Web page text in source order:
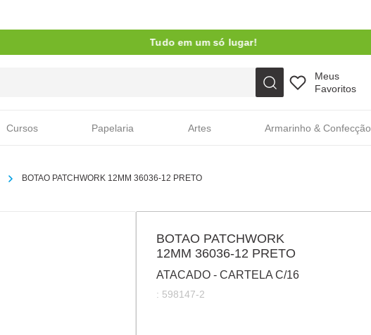
Tudo em um só lugar!
Meus
Favoritos
Cursos Papelaria Artes Armarinho & Confecção
BOTAO PATCHWORK 12MM 36036-12 PRETO
BOTAO PATCHWORK
12MM 36036-12 PRETO
ATACADO - CARTELA C/16
: 598147-2